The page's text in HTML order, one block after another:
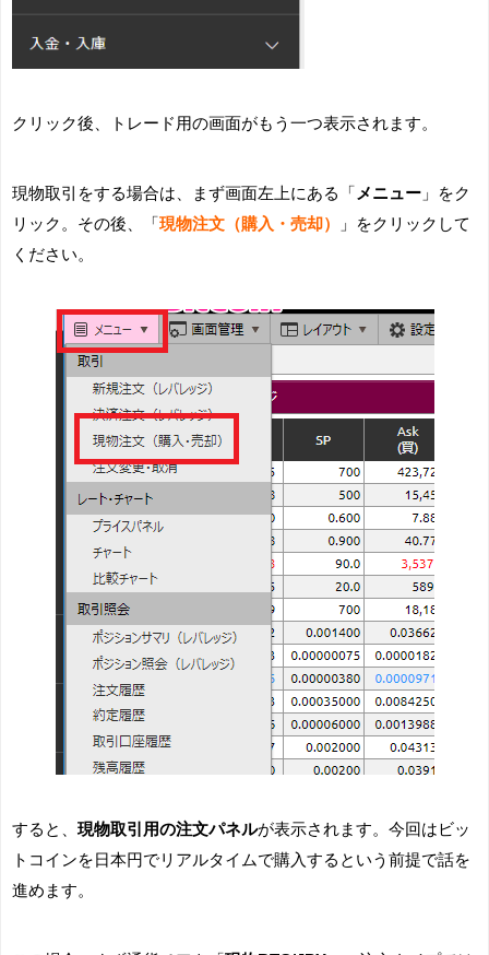
クリック後、トレード用の画面がもう一つ表示されます。
現物取引をする場合は、まず画面左上にある「 メニュー 」をク
リック。その後、「 現物注文（購入・売却）
」をクリックして
ください。
すると、 現物取引用の注文パネルが表示されます。今回はビッ
トコインを日本円でリアルタイムで購入するという前提で話を
進めます。